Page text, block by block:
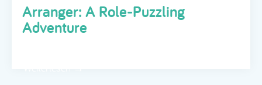
Arranger: A Role-Puzzling
Adventure